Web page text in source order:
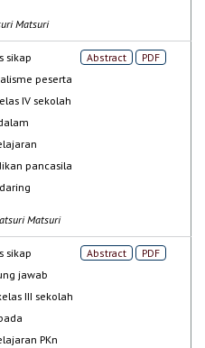
Matsuri
sikap
peserta
IV sekolah
pancasila
Abstract PDF
Matsuri
sikap
jawab
III sekolah
PKn
Abstract PDF